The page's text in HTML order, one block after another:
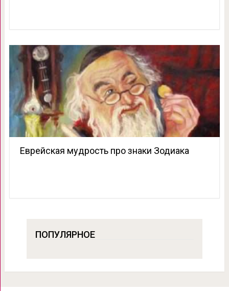
Еврейская мудрость про знаки Зодиака
ПОПУЛЯРНОЕ